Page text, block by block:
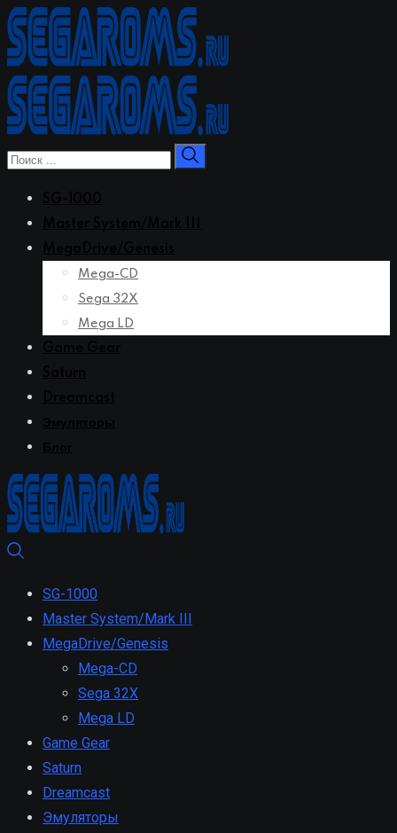
Перейти
к
контенту
Mega-CD
Sega 32X
Mega LD
SG-1000
Master System/Mark III
MegaDrive/Genesis
Mega-CD
Sega 32X
Mega LD
Game Gear
Saturn
Dreamcast
Эмуляторы